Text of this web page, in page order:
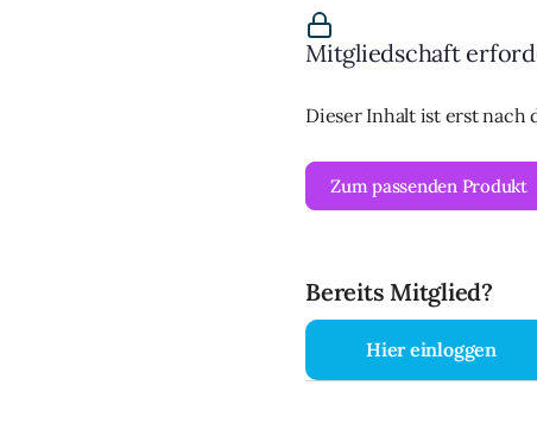
Mitgliedschaft
Dieser Inhalt ist erst nach
Zum passenden Produkt
Bereits Mitglied?
Hier einloggen